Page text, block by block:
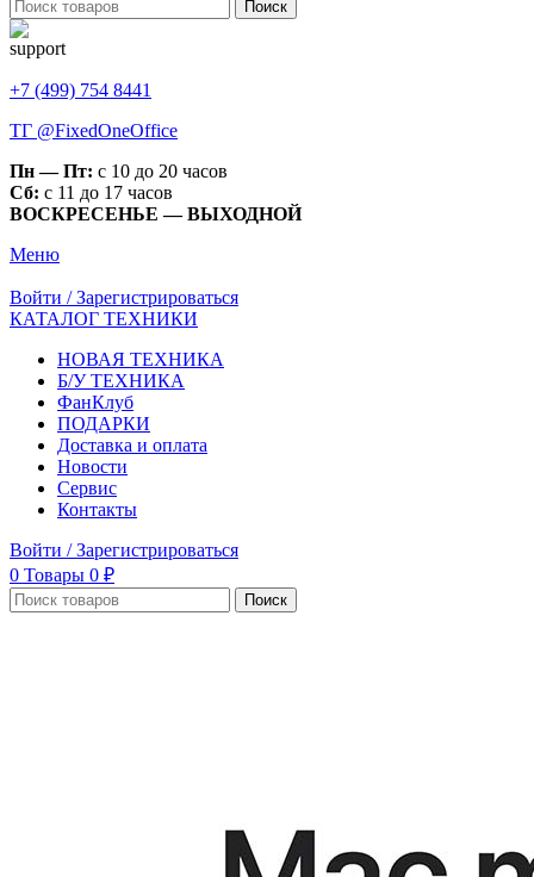
Поиск
+7 (499) 754 8441
ТГ @FixedOneOffice
Пн — Пт: с 10 до 20 часов
Сб: с 11 до 17 часов
ВОСКРЕСЕНЬЕ — ВЫХОДНОЙ
Меню
Войти / Зарегистрироваться
КАТАЛОГ ТЕХНИКИ
НОВАЯ ТЕХНИКА
Б/У ТЕХНИКА
ФанКлуб
ПОДАРКИ
Доставка и оплата
Новости
Сервис
Контакты
Войти / Зарегистрироваться
0 Товары 0 ₽
Поиск